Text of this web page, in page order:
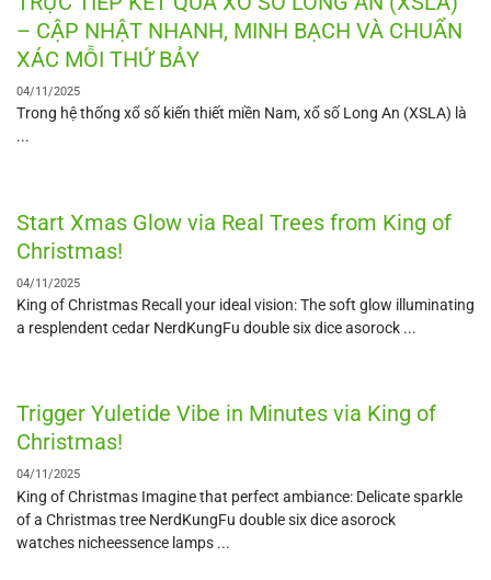
– CẬP NHẬT NHANH, MINH BẠCH VÀ CHUẨN
XÁC MỖI THỨ BẢY
04/11/2025
Trong hệ thống xổ số kiến thiết miền Nam, xổ số Long An (XSLA) là
...
Start Xmas Glow via Real Trees from King of
Christmas!
04/11/2025
King of Christmas Recall your ideal vision: The soft glow illuminating
a resplendent cedar NerdKungFu double six dice asorock ...
Trigger Yuletide Vibe in Minutes via King of
Christmas!
04/11/2025
King of Christmas Imagine that perfect ambiance: Delicate sparkle
of a Christmas tree NerdKungFu double six dice asorock
watches nicheessence lamps ...